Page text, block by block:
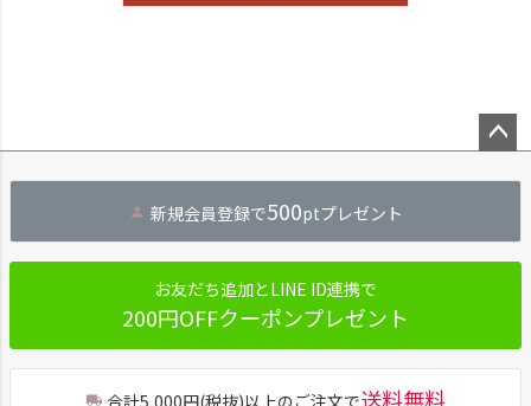
へ
新規会員登録で500ptプレゼント
お友だち追加とLINE ID連携で
200円OFFクーポンプレゼント
送料無料